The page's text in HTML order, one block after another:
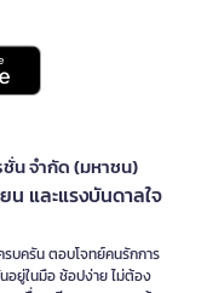
ชั่น จำกัด (มหาชน)
น และแรงบันดาลใจ
บครัน ตอบโจทย์คนรักการ
อยู่ในมือ ช้อปง่าย ไม่ต้อง